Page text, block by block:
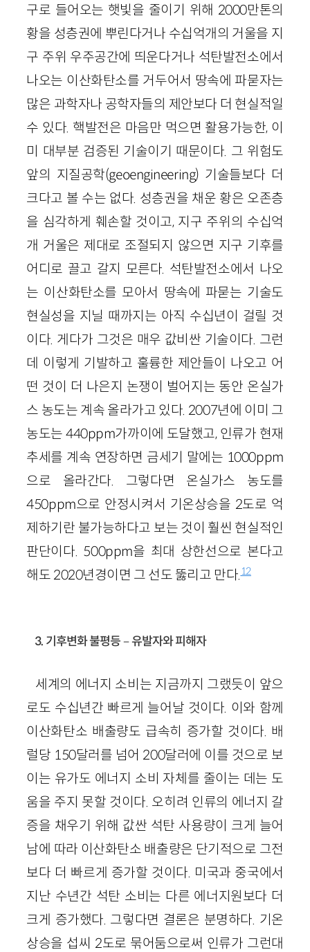
구로 들어오는 햇빛을 줄이기 위해 2000만톤의
황을 성층권에 뿌린다거나 수십억개의 거울을 지
구 주위 우주공간에 띄운다거나 석탄발전소에서
나오는 이산화탄소를 거두어서 땅속에 파묻자는
많은 과학자나 공학자들의 제안보다 더 현실적일
수 있다. 핵발전은 마음만 먹으면 활용가능한, 이
미 대부분 검증된 기술이기 때문이다. 그 위험도
앞의 지질공학(geoengineering) 기술들보다 더
크다고 볼 수는 없다. 성층권을 채운 황은 오존층
을 심각하게 훼손할 것이고, 지구 주위의 수십억
개 거울은 제대로 조절되지 않으면 지구 기후를
어디로 끌고 갈지 모른다. 석탄발전소에서 나오
는 이산화탄소를 모아서 땅속에 파묻는 기술도
현실성을 지닐 때까지는 아직 수십년이 걸릴 것
이다. 게다가 그것은 매우 값비싼 기술이다. 그런
데 이렇게 기발하고 훌륭한 제안들이 나오고 어
떤 것이 더 나은지 논쟁이 벌어지는 동안 온실가
스 농도는 계속 올라가고 있다. 2007년에 이미 그
농도는 440ppm가까이에 도달했고, 인류가 현재
추세를 계속 연장하면 금세기 말에는 1000ppm
으로 올라간다. 그렇다면 온실가스 농도를
450ppm으로 안정시켜서 기온상승을 2도로 억
제하기란 불가능하다고 보는 것이 훨씬 현실적인
판단이다. 500ppm을 최대 상한선으로 본다고
해도 2020년경이면 그 선도 뚫리고 만다.12
3. 기후변화 불평등－유발자와 피해자
세계의 에너지 소비는 지금까지 그랬듯이 앞으
로도 수십년간 빠르게 늘어날 것이다. 이와 함께
이산화탄소 배출량도 급속히 증가할 것이다. 배
럴당 150달러를 넘어 200달러에 이를 것으로 보
이는 유가도 에너지 소비 자체를 줄이는 데는 도
움을 주지 못할 것이다. 오히려 인류의 에너지 갈
증을 채우기 위해 값싼 석탄 사용량이 크게 늘어
남에 따라 이산화탄소 배출량은 단기적으로 그전
보다 더 빠르게 증가할 것이다. 미국과 중국에서
지난 수년간 석탄 소비는 다른 에너지원보다 더
크게 증가했다. 그렇다면 결론은 분명하다. 기온
상승을 섭씨 2도로 묶어둠으로써 인류가 그런대